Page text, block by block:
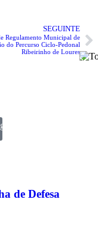
SEGUINTE
Regulamento Municipal de
do Percurso Ciclo-Pedonal
Ribeirinho de Loures
de Defesa
Costeiras de Loures
na Valorsul